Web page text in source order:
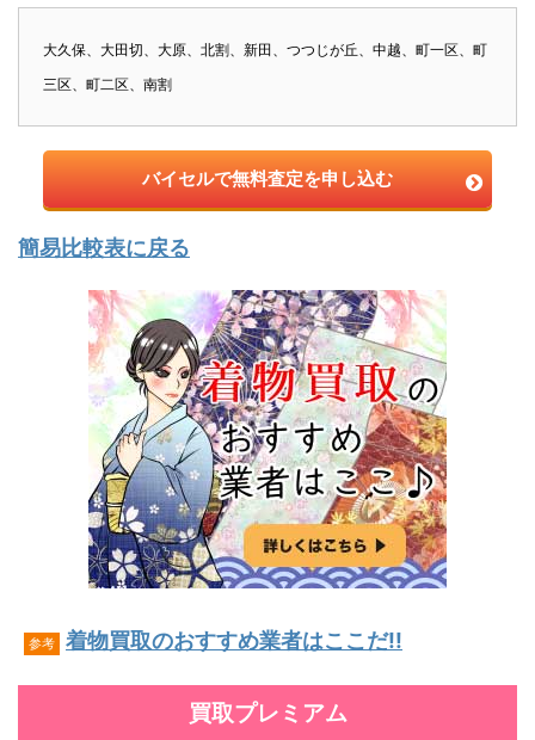
大久保、大田切、大原、北割、新田、つつじが丘、中越、町一区、町
三区、町二区、南割
バイセルで無料査定を申し込む
簡易比較表に戻る
参考 着物買取のおすすめ業者はここだ!!
買取プレミアム